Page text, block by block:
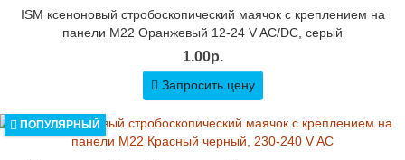
ISM ксеноновый стробоскопический маячок с креплением на
панели M22 Оранжевый 12-24 V AC/DC, серый
1.00р.
Запросить цену
ПОПУЛЯРНЫЙ